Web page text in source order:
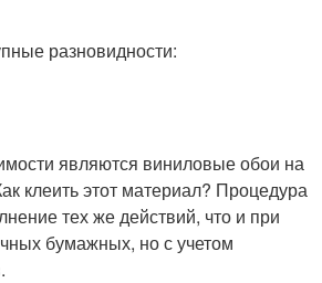
разновидности:
являются виниловые обои на
клеить этот материал? Процедура
тех же действий, что и при
бумажных, но с учетом